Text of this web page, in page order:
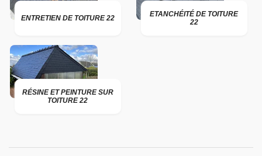
ENTRETIEN DE TOITURE 22
ETANCHÉITÉ DE TOITURE
22
RÉSINE ET PEINTURE SUR
TOITURE 22